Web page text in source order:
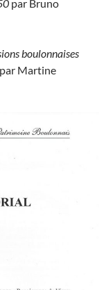
par Bruno
boulonnaises
par Martine